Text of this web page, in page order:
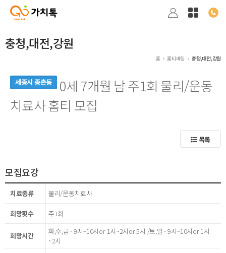
충청,대전,강원
홈 홈티매칭 충청,대전,강원
세종시 종촌동
0세 7개월 남 주1회 물리/운동
치료사 홈티 모집
목록
모집요강
치료종류 물리/운동치료사
희망횟수 주1회
희망시간
화,수,금 - 9시~10시or 1시~2시or 5시 /토,일 - 9시~10시or 1시
~2시